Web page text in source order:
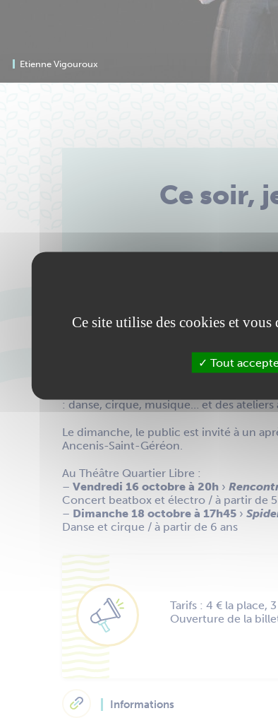
Etienne Vigouroux
Ce soir,
de communes du Pays d’Ancenis.
Du vendredi 16 au dimanche 18
Géréon, Couffé, Le Cellier, Mésanger,
: danse, cirque, musique… et des ateliers
Le dimanche, le public est invité à un
Ancenis-Saint-Géréon.
Au Théâtre Quartier Libre :
– Vendredi 16 octobre à 20h ›
Concert beatbox et électro / à partir de 5
– Dimanche 18 octobre à 17h45 ›
Danse et cirque / à partir de 6 ans
Tarifs : 4 € la place,
Ouverture de la
Informations
Ce site utilise des cookies et
Tout